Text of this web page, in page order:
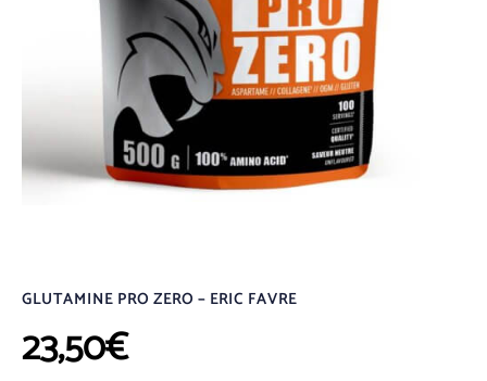
GLUTAMINE PRO ZERO – ERIC FAVRE
23,50€